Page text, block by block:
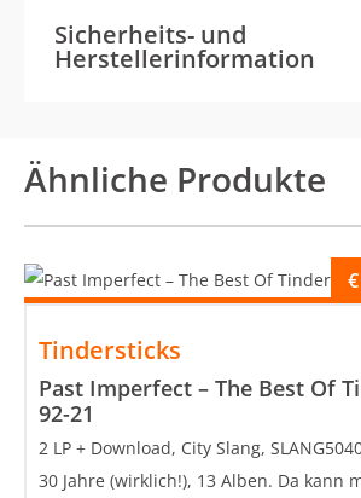
Sicherheits- und
Herstellerinformation
Ähnliche Produkte
Tindersticks
Past Imperfect – The Best Of
92-21
€
2 LP + Download, City Slang,
30 Jahre (wirklich!), 13 Alben. Da kann